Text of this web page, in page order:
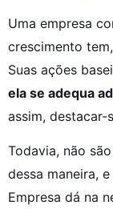
Uma empresa
crescimento
ela se adequa
assim, destacar-
Todavia, não
dessa maneira,
Empresa dá na